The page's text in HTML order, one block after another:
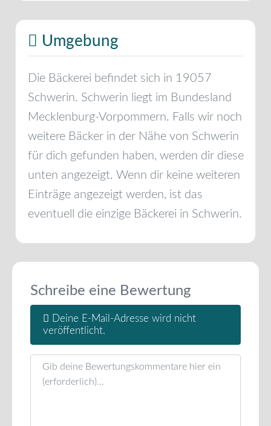
Umgebung
Die Bäckerei befindet sich in 19057
Schwerin. Schwerin liegt im Bundesland
Mecklenburg-Vorpommern. Falls wir noch
weitere Bäcker in der Nähe von Schwerin
für dich gefunden haben, werden dir diese
unten angezeigt. Wenn dir keine weiteren
Einträge angezeigt werden, ist das
eventuell die einzige Bäckerei in Schwerin.
Schreibe eine Bewertung
Deine E-Mail-Adresse wird nicht
veröffentlicht.
Rezensionstext